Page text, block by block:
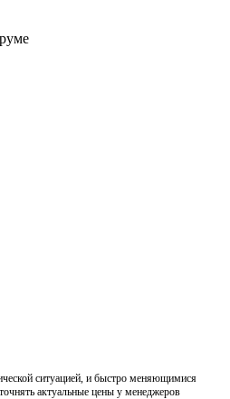
ситуацией, и быстро меняющимися
актуальные цены у менеджеров